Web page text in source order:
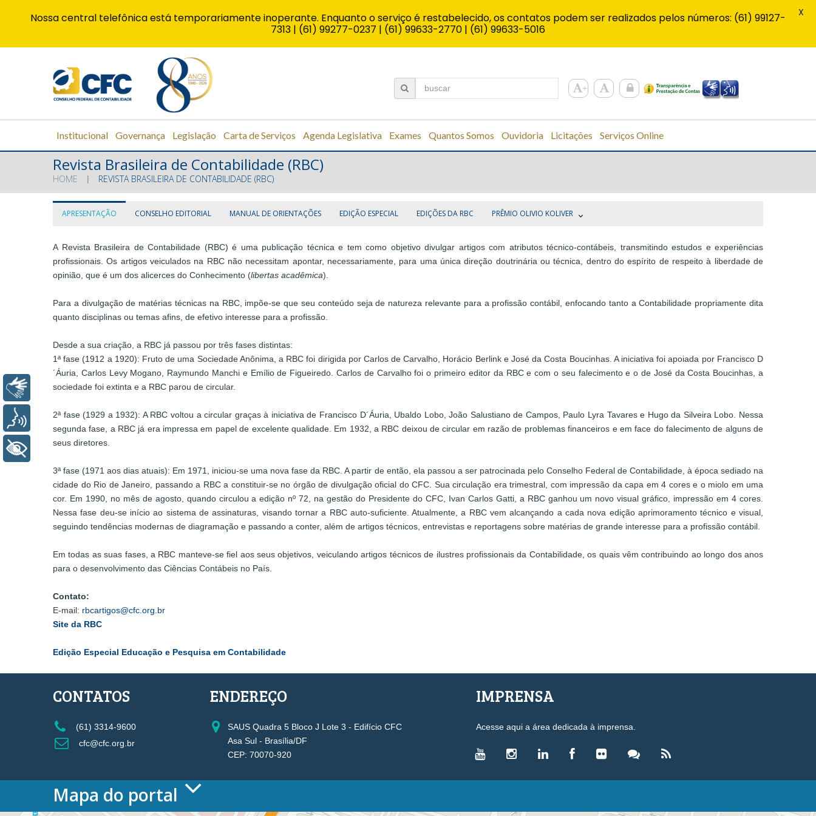
Institucional Governança Legislação Carta de Serviços Agenda Legislativa Exames Quantos Somos Ouvidoria Licitações Serviços Online
Revista Brasileira de Contabilidade (RBC)
HOME REVISTA BRASILEIRA DE CONTABILIDADE (RBC)
APRESENTAÇÃO CONSELHO EDITORIAL MANUAL DE ORIENTAÇÕES EDIÇÃO ESPECIAL EDIÇÕES DA RBC PRÊMIO OLIVIO KOLIVER
A Revista Brasileira de Contabilidade (RBC) é uma publicação técnica e tem como objetivo divulgar artigos com atributos técnico-contábeis, transmitindo estudos e experiências
profissionais. Os artigos veiculados na RBC não necessitam apontar, necessariamente, para uma única direção doutrinária ou técnica, dentro do espírito de respeito à liberdade de
opinião, que é um dos alicerces do Conhecimento (libertas acadêmica).
Para a divulgação de matérias técnicas na RBC, impõe-se que seu conteúdo seja de natureza relevante para a profissão contábil, enfocando tanto a Contabilidade propriamente dita
quanto disciplinas ou temas afins, de efetivo interesse para a profissão.
Desde a sua criação, a RBC já passou por três fases distintas:
1ª fase (1912 a 1920): Fruto de uma Sociedade Anônima, a RBC foi dirigida por Carlos de Carvalho, Horácio Berlink e José da Costa Boucinhas. A iniciativa foi apoiada por Francisco D
´Áuria, Carlos Levy Mogano, Raymundo Manchi e Emílio de Figueiredo. Carlos de Carvalho foi o primeiro editor da RBC e com o seu falecimento e o de José da Costa Boucinhas, a
sociedade foi extinta e a RBC parou de circular.
2ª fase (1929 a 1932): A RBC voltou a circular graças à iniciativa de Francisco D´Áuria, Ubaldo Lobo, João Salustiano de Campos, Paulo Lyra Tavares e Hugo da Silveira Lobo. Nessa
segunda fase, a RBC já era impressa em papel de excelente qualidade. Em 1932, a RBC deixou de circular em razão de problemas financeiros e em face do falecimento de alguns de
seus diretores.
3ª fase (1971 aos dias atuais): Em 1971, iniciou-se uma nova fase da RBC. A partir de então, ela passou a ser patrocinada pelo Conselho Federal de Contabilidade, à época sediado na
cidade do Rio de Janeiro, passando a RBC a constituir-se no órgão de divulgação oficial do CFC. Sua circulação era trimestral, com impressão da capa em 4 cores e o miolo em uma
cor. Em 1990, no mês de agosto, quando circulou a edição nº 72, na gestão do Presidente do CFC, Ivan Carlos Gatti, a RBC ganhou um novo visual gráfico, impressão em 4 cores.
Nessa fase deu-se início ao sistema de assinaturas, visando tornar a RBC auto-suficiente. Atualmente, a RBC vem alcançando a cada nova edição aprimoramento técnico e visual,
seguindo tendências modernas de diagramação e passando a conter, além de artigos técnicos, entrevistas e reportagens sobre matérias de grande interesse para a profissão contábil.
Em todas as suas fases, a RBC manteve-se fiel aos seus objetivos, veiculando artigos técnicos de ilustres profissionais da Contabilidade, os quais vêm contribuindo ao longo dos anos
para o desenvolvimento das Ciências Contábeis no País.
Contato:
E-mail: rbcartigos@cfc.org.br
Site da RBC
Edição Especial Educação e Pesquisa em Contabilidade
CONTATOS
(61) 3314-9600
cfc@cfc.org.br
ENDEREÇO
SAUS Quadra 5 Bloco J Lote 3 - Edifício CFC
Asa Sul - Brasília/DF
CEP: 70070-920
IMPRENSA
Acesse aqui a área dedicada à imprensa.
Mapa do portal
Nossa central telefônica está temporariamente inoperante. Enquanto o serviço é restabelecido, os contatos podem ser realizados pelos números: (61) 99127-
7313 | (61) 99277-0237 | (61) 99633-2770 | (61) 99633-5016
X
Libras
Voz
+ Acessibilidade